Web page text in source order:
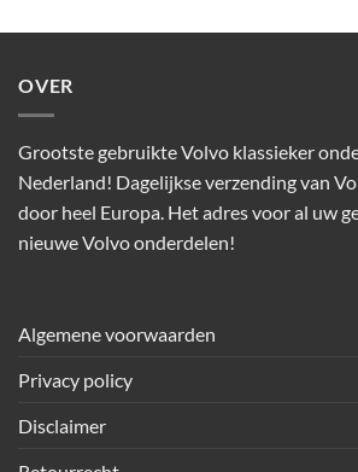
OVER
Grootste gebruikte Volvo klassieker
Nederland! Dagelijkse verzending van
door heel Europa. Het adres voor al uw
nieuwe Volvo onderdelen!
Algemene voorwaarden
Privacy policy
Disclaimer